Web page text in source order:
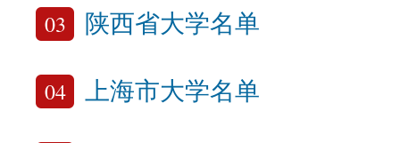
03 陕西省大学名单
04 上海市大学名单